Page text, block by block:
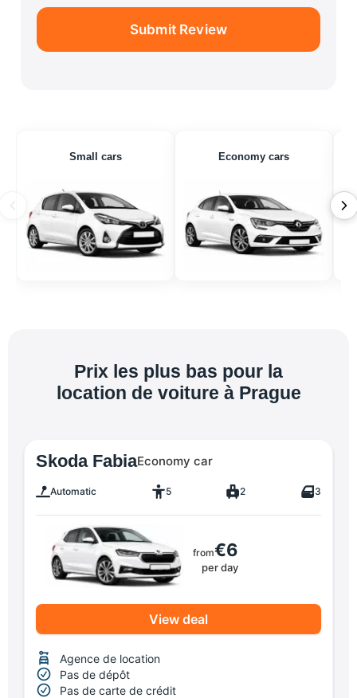
Submit Review
Small cars Economy cars
Prix les plus bas pour la
location de voiture à Prague
Skoda FabiaEconomy car
Automatic 5 2 3
from€6
per day
View deal
Agence de location
Pas de dépôt
Pas de carte de crédit